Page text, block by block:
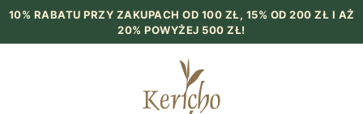
10% RABATU PRZY ZAKUPACH OD 100 ZŁ, 15% OD 200 ZŁ I AŻ
20% POWYŻEJ 500 ZŁ!